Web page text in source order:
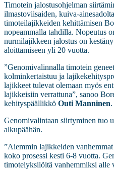
Timotein jalostusohjelman
ilmastoviisaiden, kuiva-
timoteilajikkeiden kehittämisen
nopeammalla tahdilla. Nopeutus
nurmilajikkeen jalostus on
aloittamiseen yli 20 vuotta.
”Genomivalinnalla timotein
kolminkertaistuu ja
lajikkeet tulevat olemaan myös
lajikkeisiin verrattuna”, sanoo
kehityspäällikkö Outi Manninen.
Genomivalintaan siirtyminen tuo
alkupäähän.
”Aiemmin lajikkeiden
koko prosessi kesti 6-8 vuotta.
timoteiyksilöitä vanhemmiksi alle